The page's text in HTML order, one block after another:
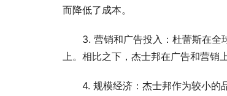
而降低了成本。
3. 营销和广告投入：杜蕾斯在全
上。相比之下，杰士邦在广告和营销
4. 规模经济：杰士邦作为较小的